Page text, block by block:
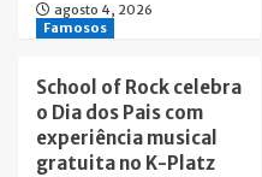
agosto 4, 2026
Famosos
School of Rock celebra
o Dia dos Pais com
experiência musical
gratuita no K-Platz